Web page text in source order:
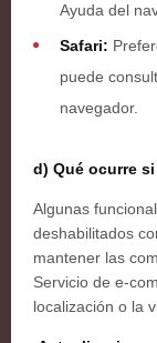
Ayuda del
Safari:
puede
navegador.
d) Qué ocurre
Algunas
deshabilitados
mantener las
Servicio de e-
localización o la